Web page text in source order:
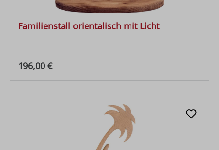
Familienstall orientalisch mit Licht
Regulärer Preis:
196,00 €